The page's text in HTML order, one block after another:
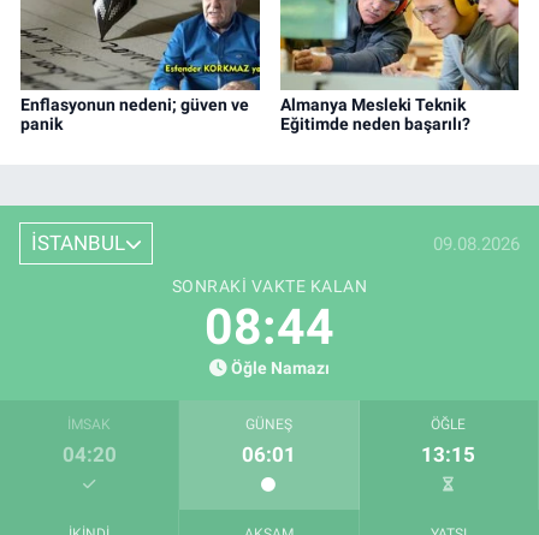
Enflasyonun nedeni; güven ve
panik
Almanya Mesleki Teknik
Eğitimde neden başarılı?
İSTANBUL 09.08.2026
SONRAKI VAKTE KALAN
08:43
Öğle Namazı
İMSAK
04:20
GÜNEŞ
06:01
ÖĞLE
13:15